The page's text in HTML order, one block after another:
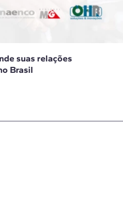
suas relações
Brasil